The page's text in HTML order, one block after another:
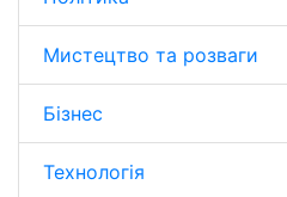
Мистецтво та розваги
Бізнес
Технологія